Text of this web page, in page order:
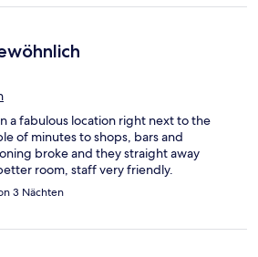
a fabulous location right next to the
of minutes to shops, bars and
broke and they straight away
room, staff very friendly.
3 Nächten